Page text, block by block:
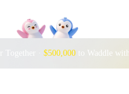
Together · $500,000to Waddle